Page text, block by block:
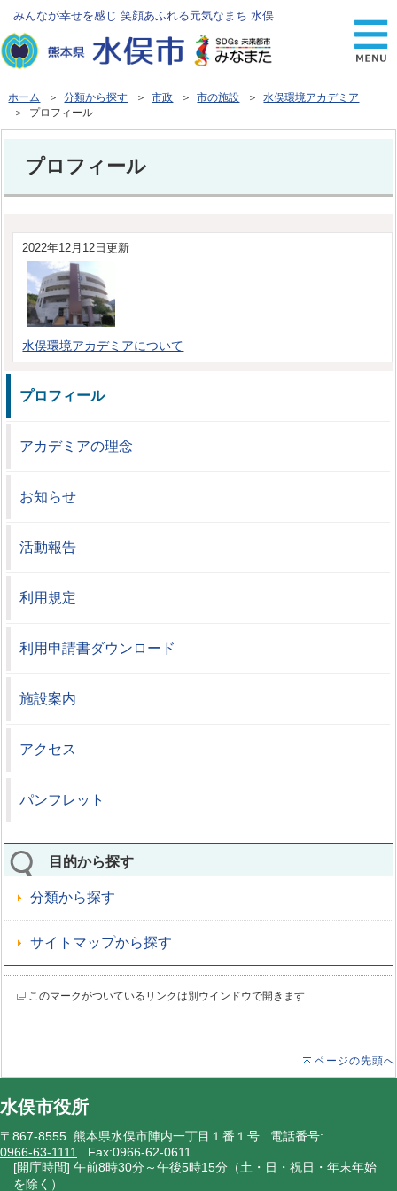
みんなが幸せを感じ 笑顔あふれる元気なまち 水俣
ホーム ＞分類から探す ＞市政 ＞市の施設 ＞水俣環境アカデミア
＞ プロフィール
プロフィール
2022年12月12日更新
水俣環境アカデミアについて
プロフィール
アカデミアの理念
お知らせ
活動報告
利用規定
利用申請書ダウンロード
施設案内
アクセス
パンフレット
目的から探す
分類から探す
サイトマップから探す
このマークがついているリンクは別ウインドウで開きます
ページの先頭へ
水俣市役所
〒867-8555 熊本県水俣市陣内一丁目１番１号 電話番号:
0966-63-1111 Fax:0966-62-0611
[開庁時間] 午前8時30分～午後5時15分（土・日・祝日・年末年始
を除く）